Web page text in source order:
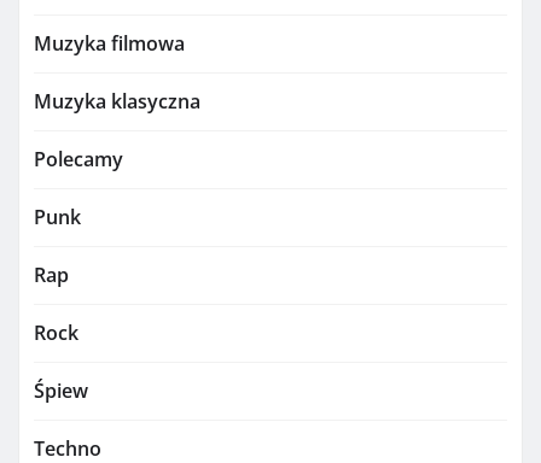
Muzyka filmowa
Muzyka klasyczna
Polecamy
Punk
Rap
Rock
Śpiew
Techno